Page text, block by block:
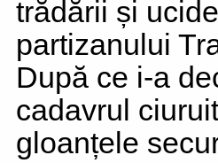
trădării și
partizanului
După ce i-a
cadavrul
gloanțele